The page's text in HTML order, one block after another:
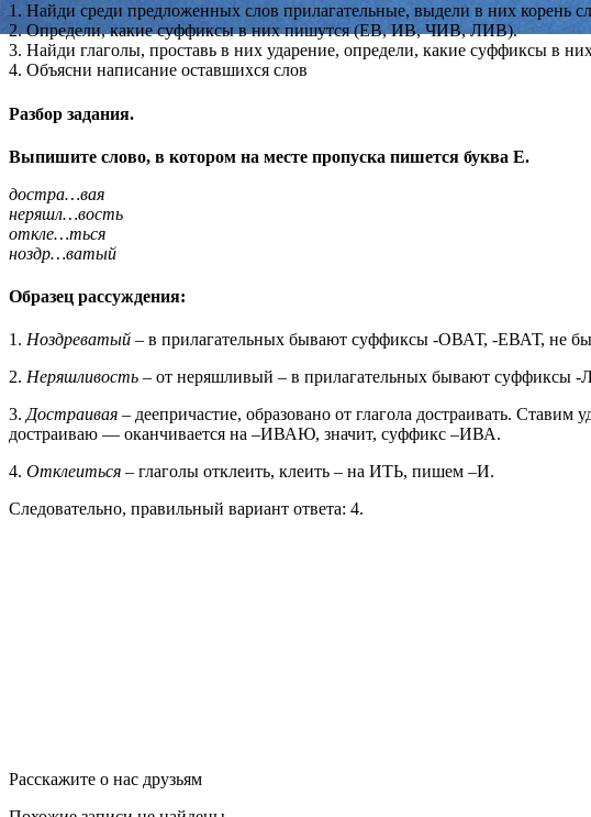
1. Найди среди предложенных слов прилагательные, выдели в них корень
2. Определи, какие суффиксы в них пишутся (ЕВ, ИВ, ЧИВ, ЛИВ).
3. Найди глаголы, проставь в них ударение, определи, какие суффиксы в
4. Объясни написание оставшихся слов
Разбор задания.
Выпишите слово, в котором на месте пропуска пишется буква Е.
достра…вая
неряшл…вость
откле…ться
ноздр…ватый
Образец рассуждения:
1. Ноздреватый – в прилагательных бывают суффиксы -ОВАТ, -ЕВАТ, не
2. Неряшливость – от неряшливый – в прилагательных бывают
3.Достраивая – деепричастие, образовано от глагола достраивать.
достраиваю — оканчивается на –ИВАЮ, значит, суффикс –ИВА.
4. Отклеиться – глаголы отклеить, клеить – на ИТЬ, пишем –И.
Следовательно, правильный вариант ответа: 4.
Расскажите о нас друзьям